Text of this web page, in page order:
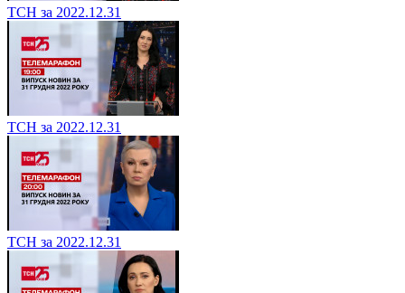
ТСН за 2022.12.31
ТСН за 2022.12.31
ТСН за 2022.12.31